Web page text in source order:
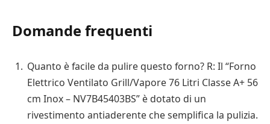
Domande frequenti
Quanto è facile da pulire questo forno? R: Il “Forno
Elettrico Ventilato Grill/Vapore 76 Litri Classe A+ 56
cm Inox – NV7B45403BS” è dotato di un
rivestimento antiaderente che semplifica la pulizia.